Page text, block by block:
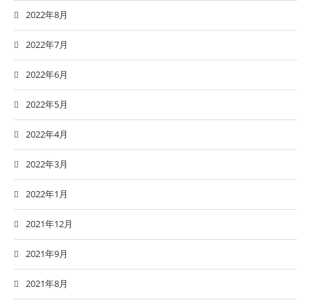
2022年8月
2022年7月
2022年6月
2022年5月
2022年4月
2022年3月
2022年1月
2021年12月
2021年9月
2021年8月